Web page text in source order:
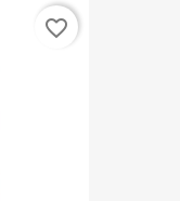
favorite_border